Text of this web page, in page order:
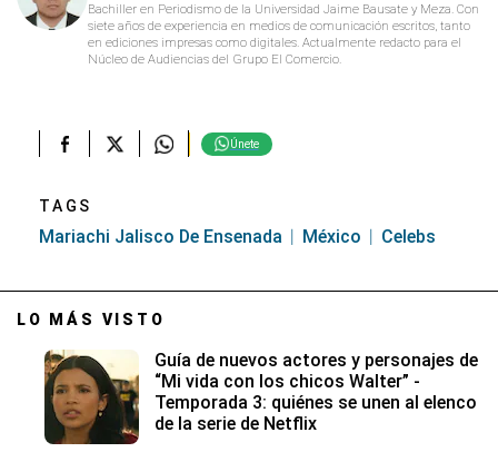
Bachiller en Periodismo de la Universidad Jaime Bausate y Meza. Con
siete años de experiencia en medios de comunicación escritos, tanto
en ediciones impresas como digitales. Actualmente redacto para el
Núcleo de Audiencias del Grupo El Comercio.
Únete
TAGS
Mariachi Jalisco De Ensenada México Celebs
LO MÁS VISTO
Guía de nuevos actores y personajes de
“Mi vida con los chicos Walter” -
Temporada 3: quiénes se unen al elenco
de la serie de Netflix